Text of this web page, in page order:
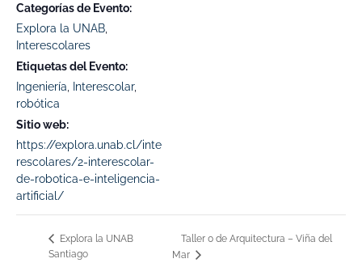
Categorías de Evento:
Explora la UNAB
Interescolares
Etiquetas del Evento:
Ingeniería
Interescolar,
robótica
Sitio web:
https://explora.unab.cl/inte
rescolares/2-interescolar-
de-robotica-e-inteligencia-
artificial/
Explora la UNAB
Santiago
Taller 0 de Arquitectura – Viña del
Mar